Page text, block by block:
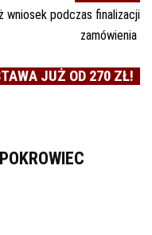
wniosek podczas finalizacji
zamówienia
JUŻ OD 270 ZŁ!